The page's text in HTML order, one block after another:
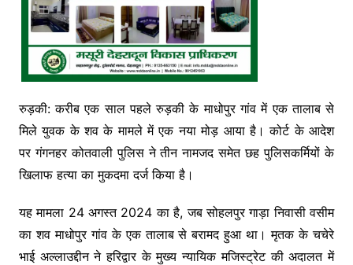
रुड़की: करीब एक साल पहले रुड़की के माधोपुर गांव में एक तालाब से
मिले युवक के शव के मामले में एक नया मोड़ आया है। कोर्ट के आदेश
पर गंगनहर कोतवाली पुलिस ने तीन नामजद समेत छह पुलिसकर्मियों के
खिलाफ हत्या का मुकदमा दर्ज किया है।
यह मामला 24 अगस्त 2024 का है, जब सोहलपुर गाड़ा निवासी वसीम
का शव माधोपुर गांव के एक तालाब से बरामद हुआ था। मृतक के चचेरे
भाई अल्लाउद्दीन ने हरिद्वार के मुख्य न्यायिक मजिस्ट्रेट की अदालत में